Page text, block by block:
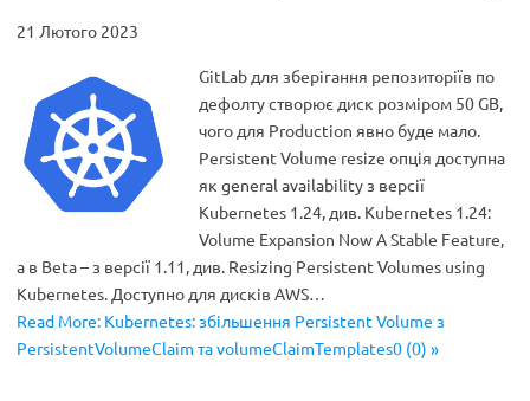
21 Лютого 2023
GitLab для зберігання репозиторіїв по
дефолту створює диск розміром 50 GB,
чого для Production явно буде мало.
Persistent Volume resize опція доступна
як general availability з версії
Kubernetes 1.24, див. Kubernetes 1.24:
Volume Expansion Now A Stable Feature,
а в Beta – з версії 1.11, див. Resizing Persistent Volumes using
Kubernetes. Доступно для дисків AWS…
Read More: Kubernetes: збільшення Persistent Volume з
PersistentVolumeClaim та volumeClaimTemplates0 (0) »